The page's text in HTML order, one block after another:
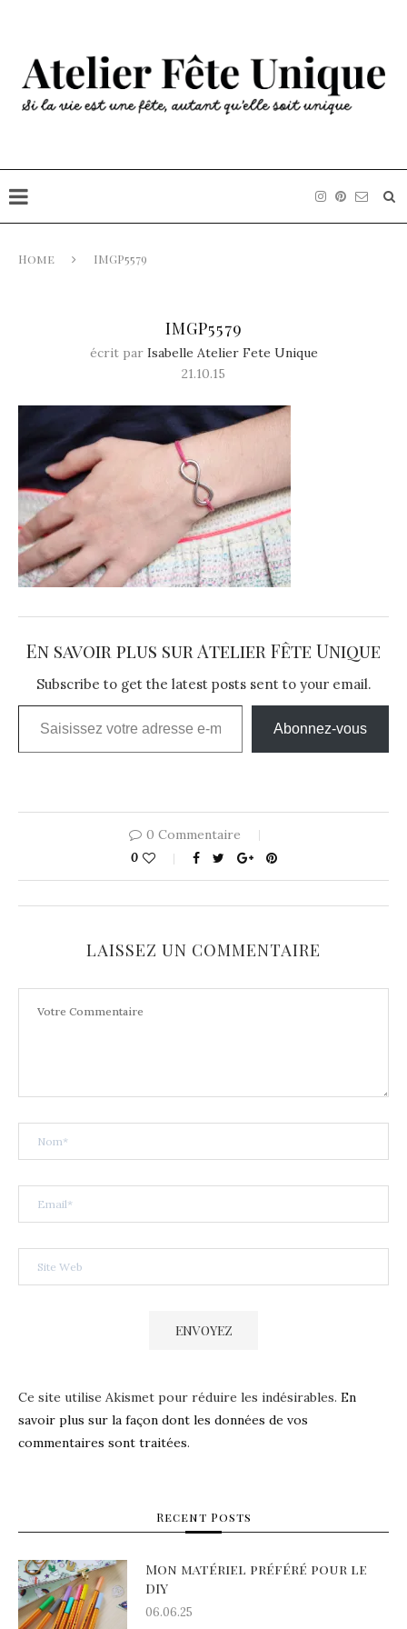
Home IMGP5579
IMGP5579
écrit par Isabelle Atelier Fete Unique
21.10.15
En savoir plus sur Atelier Fête Unique
Subscribe to get the latest posts sent to your email.
Saisissez votre adresse e-mail…
Abonnez-vous
0 Commentaire
0
LAISSEZ UN COMMENTAIRE
Ce site utilise Akismet pour réduire les indésirables. En
savoir plus sur la façon dont les données de vos
commentaires sont traitées.
Recent Posts
Mon matériel préféré pour le
DIY
06.06.25